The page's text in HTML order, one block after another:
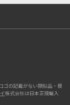
ゴの記載がない類似品・模
株式会社は日本正規輸入